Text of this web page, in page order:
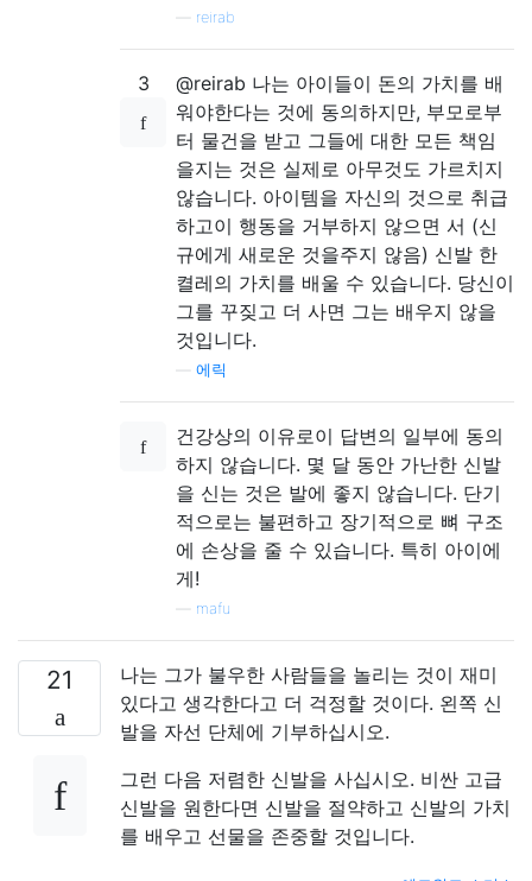
reirab
3
@reirab 나는 아이들이 돈의 가치를 배
워야한다는 것에 동의하지만, 부모로부
터 물건을 받고 그들에 대한 모든 책임
을지는 것은 실제로 아무것도 가르치지
않습니다. 아이템을 자신의 것으로 취급
하고이 행동을 거부하지 않으면 서 (신
규에게 새로운 것을주지 않음) 신발 한
켤레의 가치를 배울 수 있습니다. 당신이
그를 꾸짖고 더 사면 그는 배우지 않을
것입니다.
에릭
건강상의 이유로이 답변의 일부에 동의
하지 않습니다. 몇 달 동안 가난한 신발
을 신는 것은 발에 좋지 않습니다. 단기
적으로는 불편하고 장기적으로 뼈 구조
에 손상을 줄 수 있습니다. 특히 아이에
게!
mafu
21
나는 그가 불우한 사람들을 놀리는 것이 재미
있다고 생각한다고 더 걱정할 것이다. 왼쪽 신
발을 자선 단체에 기부하십시오.
그런 다음 저렴한 신발을 사십시오. 비싼 고급
신발을 원한다면 신발을 절약하고 신발의 가치
를 배우고 선물을 존중할 것입니다.